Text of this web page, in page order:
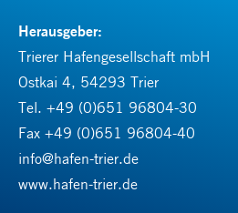
Herausgeber:
Trierer Hafengesellschaft mbH
Ostkai 4, 54293 Trier
Tel. +49 (0)651 96804-30
Fax +49 (0)651 96804-40
info@hafen-trier.de
www.hafen-trier.de